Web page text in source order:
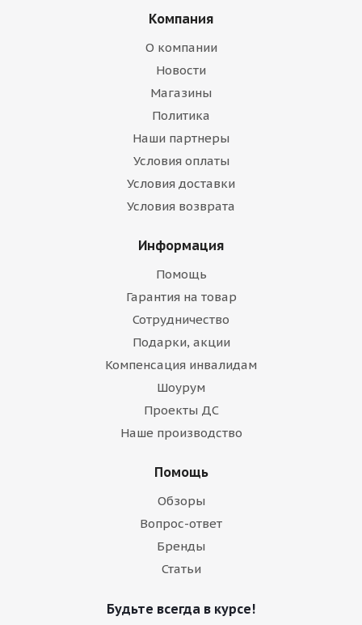
Компания
О компании
Новости
Магазины
Политика
Наши партнеры
Условия оплаты
Условия доставки
Условия возврата
Информация
Помощь
Гарантия на товар
Сотрудничество
Подарки, акции
Компенсация инвалидам
Шоурум
Проекты ДС
Наше производство
Помощь
Обзоры
Вопрос-ответ
Бренды
Статьи
Будьте всегда в курсе!